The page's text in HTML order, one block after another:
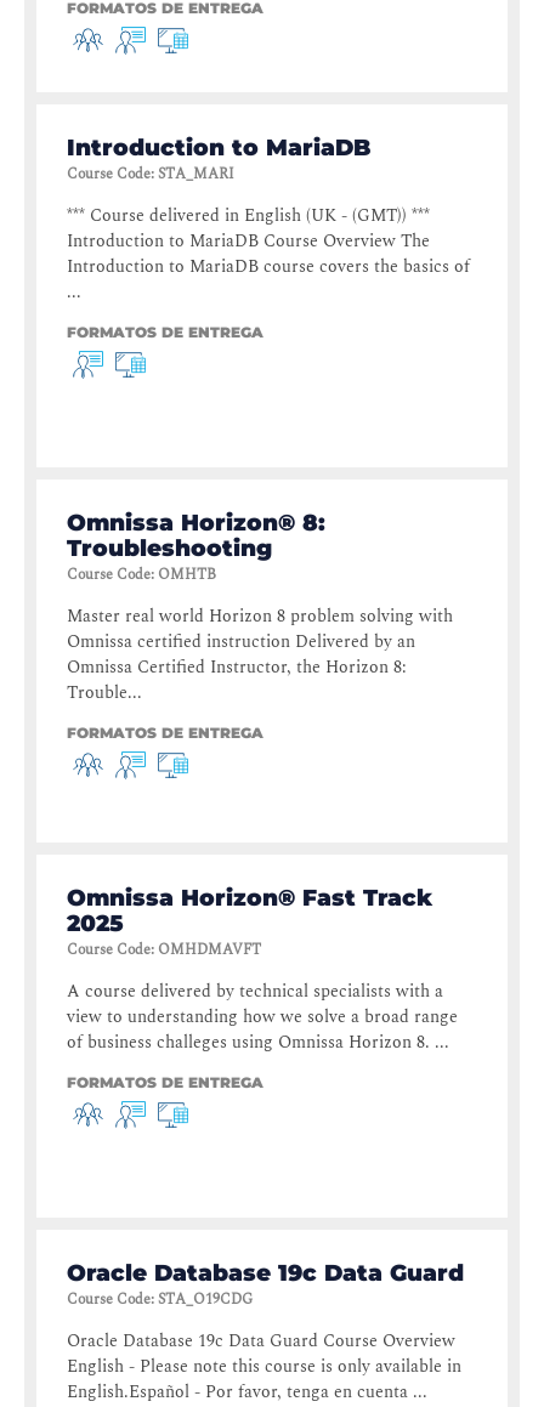
FORMATOS DE ENTREGA
Introduction to MariaDB
Course Code:STA_MARI
*** Course delivered in English (UK - (GMT)) ***
Introduction to MariaDB Course Overview The
Introduction to MariaDB course covers the basics of
...
FORMATOS DE ENTREGA
Omnissa Horizon® 8:
Troubleshooting
Course Code: OMHTB
Master real world Horizon 8 problem solving with
Omnissa certified instruction Delivered by an
Omnissa Certified Instructor, the Horizon 8:
Trouble...
FORMATOS DE ENTREGA
Omnissa Horizon® Fast Track
2025
Course Code: OMHDMAVFT
A course delivered by technical specialists with a
view to understanding how we solve a broad range
of business challeges using Omnissa Horizon 8. ...
FORMATOS DE ENTREGA
Oracle Database 19c Data Guard
Course Code:STA_O19CDG
Oracle Database 19c Data Guard Course Overview
English - Please note this course is only available in
English.Español - Por favor, tenga en cuenta ...